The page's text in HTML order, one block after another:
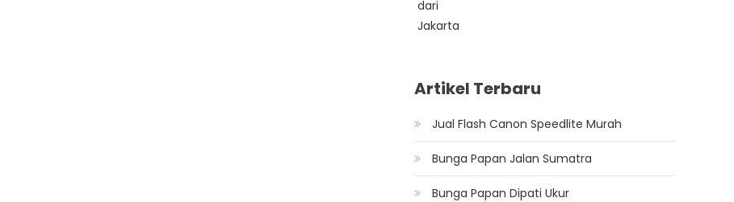
Artikel Terbaru
Jual Flash Canon Speedlite Murah
Bunga Papan Jalan Sumatra
Bunga Papan Dipati Ukur